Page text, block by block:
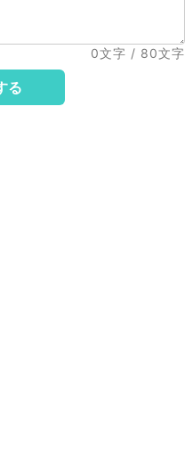
0文字 / 80文字